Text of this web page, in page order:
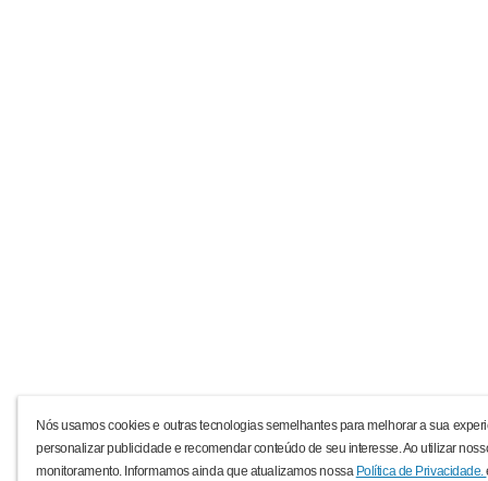
Nós usamos cookies e outras tecnologias semelhantes para melhorar a sua
personalizar publicidade e recomendar conteúdo de seu interesse. Ao utilizar
monitoramento. Informamos ainda que atualizamos nossa Política de Privacidade.